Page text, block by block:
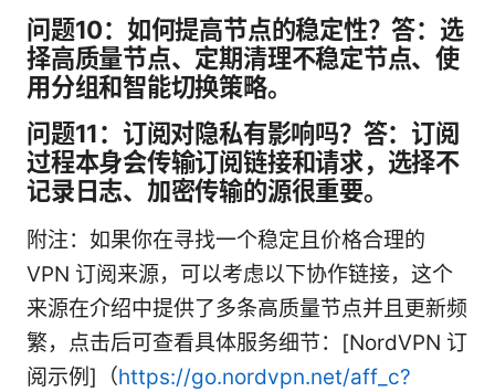
问题10：如何提高节点的稳定性？答：选
择高质量节点、定期清理不稳定节点、使
用分组和智能切换策略。
问题11：订阅对隐私有影响吗？答：订阅
过程本身会传输订阅链接和请求，选择不
记录日志、加密传输的源很重要。
附注：如果你在寻找一个稳定且价格合理的
VPN 订阅来源，可以考虑以下协作链接，这个
来源在介绍中提供了多条高质量节点并且更新频
繁，点击后可查看具体服务细节：[NordVPN 订
阅示例]（https://go.nordvpn.net/aff_c?